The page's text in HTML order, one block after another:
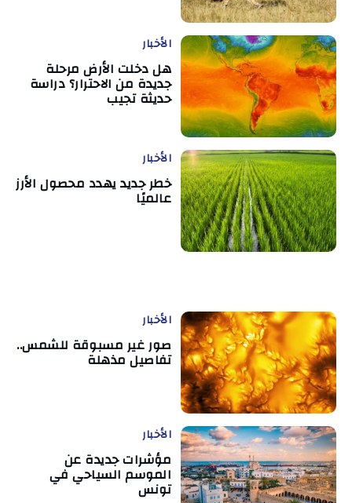
الأخبار
هل دخلت الأرض مرحلة
جديدة من الاحترار؟ دراسة
حديثة تجيب
الأخبار
خطر جديد يهدد محصول الأرز
عالميًا
الأخبار
صور غير مسبوقة للشمس..
تفاصيل مذهلة
الأخبار
مؤشرات جديدة عن
الموسم السياحي في
تونس